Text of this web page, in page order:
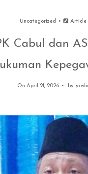
Uncategorized Article
Cabul dan
On April 21, 2026 by